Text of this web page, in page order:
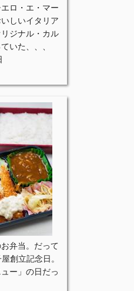
ロ・エ・マー
しいイタリア
ジナル・カル
いた、、、
弁当。だって
創立記念日。
ー」の日だっ